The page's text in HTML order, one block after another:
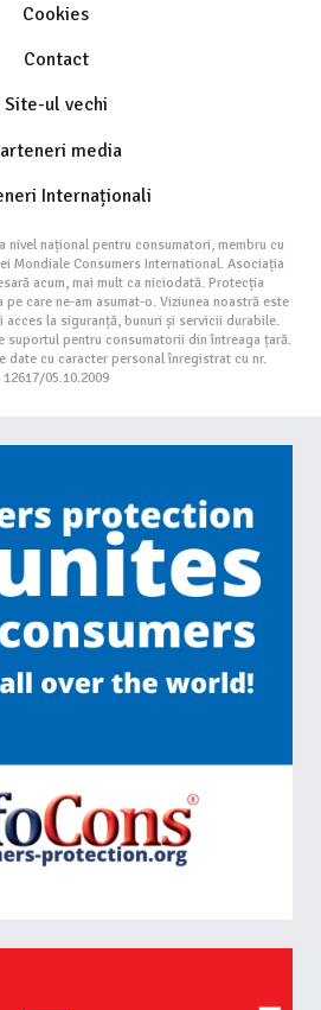
Cookies
Contact
Site-ul vechi
media
Internaționali
nivel național pentru consumatori, membru cu
Mondiale Consumers International. Asociația
acum, mai mult ca niciodată. Protecția
care ne-am asumat-o. Viziunea noastră este
acces la siguranță, bunuri și servicii durabile.
suportul pentru consumatorii din întreaga țară.
date cu caracter personal înregistrat cu nr.
12617/05.10.2009